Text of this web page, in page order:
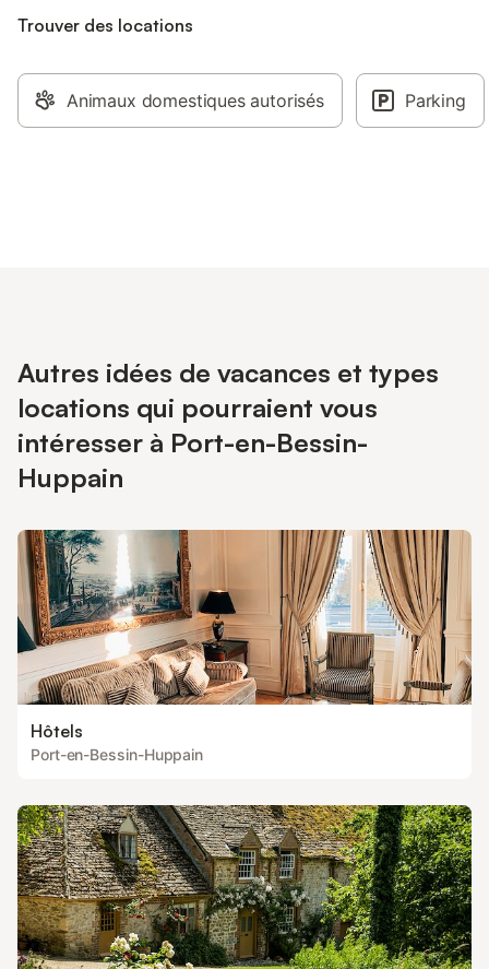
Trouver des locations
Animaux domestiques autorisés Parking
Autres idées de vacances et types
locations qui pourraient vous
intéresser à Port-en-Bessin-
Huppain
Hôtels
Port-en-Bessin-Huppain